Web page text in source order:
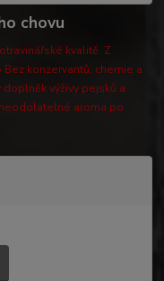
chovu
kvalitě. Z
konzervantů, chemie a
výživy pejsků a
neodolatelné aroma po